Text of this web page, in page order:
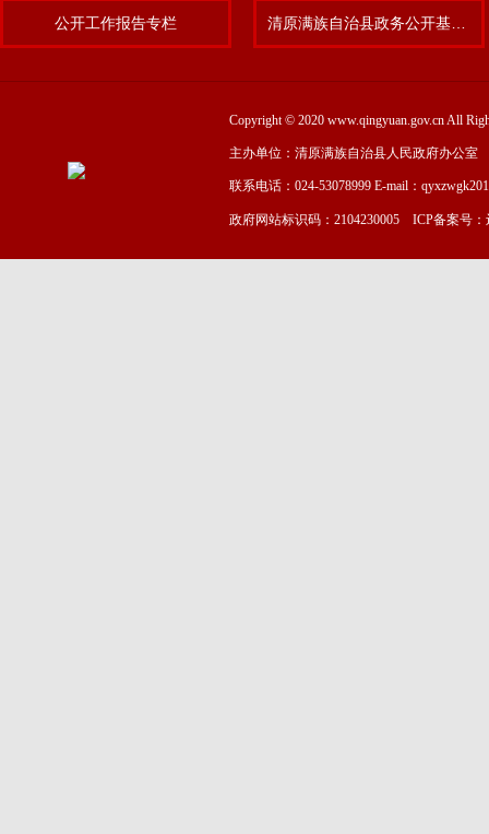
公开工作报告专栏
Copyright © 2020 www.qingyuan.gov.cn All
主办单位：清原满族自治县人民政府办公室
联系电话：024-53078999 E-mail：
政府网站标识码：2104230005 ICP备案号：